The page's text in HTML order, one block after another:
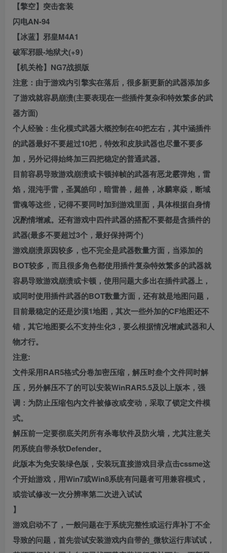
【擎空】突击套装
闪电AN-94
【冰蓝】邪皇M4A1
破军邪眼-地狱犬(+9）
【机关枪】NG7战损版
注意：由于游戏内引擎实在落后，很多新更新的武器添加多
了游戏就容易崩溃(主要表现在一些插件复杂和特效繁多的武
器方面)
个人经验：生化模式武器大概控制在40把左右，其中涵插件
的武器最好不要超过10把，特效和皮肤武器也尽量不要多
加，另外记得始终加三四把稳定的普通武器。
目前容易导致游戏崩溃或卡顿掉帧的武器有恶龙霰弹炮，雷
焰，混沌手雷，圣翼皓印，暗雷兽，超兽，冰麟寒焱，断域
雷魂等这些，记得不要同时加到游戏里面，具体根据自身情
况酌情增减。还有游戏中四件武器的搭配不要都是含插件的
武器(最多不要超过3个，最好保持两个)
游戏崩溃原因较多，也不完全是武器数量方面，当添加的
BOT较多，而且很多角色都使用插件复杂特效繁多的武器就
容易导致游戏崩溃或卡顿，使用问题大多出在插件武器上，
或同时使用插件武器的BOT数量方面，还有就是地图问题，
目前最稳定的还是沙漠1地图，其次一些外加的CF地图还不
错，其它地图要么不支持生化3，要么根据情况增减武器和人
物才行。
注意:
文件采用RAR5格式分卷加密压缩，解压时叁个文件同时解
压，另外解压不了的可以安装WinRAR5.5及以上版本，强
调：为防止压缩包内文件被修改或变动，采取了锁定文件模
式。
解压前一定要彻底关闭所有杀毒软件及防火墙，尤其注意关
闭系统自带杀软Defender。
此版本为免安装绿色版，安装玩直接游戏目录点击cssme这
个开始游戏，用Win7或Win8系统有问题者可用兼容模式，
或尝试修改一次分辨率第二次进入试试
】
游戏启动不了，一般问题在于系统完整性或运行库补丁不全
导致的问题，首先尝试安装游戏内自带的_微软运行库试试，